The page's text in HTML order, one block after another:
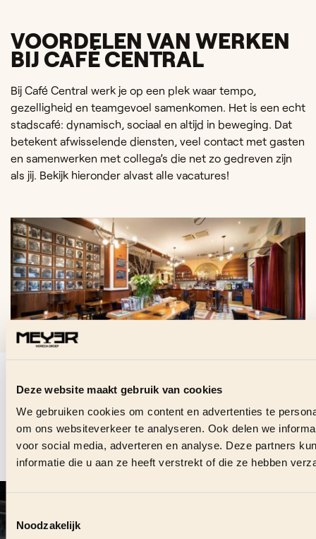
Deze website maakt gebruik van cookies
We gebruiken cookies om content en advertenties te
om ons websiteverkeer te analyseren. Ook delen we
voor social media, adverteren en analyse. Deze partners
informatie die u aan ze heeft verstrekt of die ze hebben
Toestemmingsselectie
Noodzakelijk
VOORDELEN VAN WERKEN
BIJ CAFÉ CENTRAL
Bij Café Central werk je op een plek waar tempo,
gezelligheid en teamgevoel samenkomen. Het is een echt
stadscafé: dynamisch, sociaal en altijd in beweging. Dat
betekent afwisselende diensten, veel contact met gasten
en samenwerken met collega’s die net zo gedreven zijn
als jij. Bekijk hieronder alvast alle vacatures!
VRAGEN OVER DEZE
VACATURE?
Stuur ons direct een bericht en we helpen je graag.
CONTACT OPNEMEN